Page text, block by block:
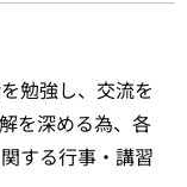
勉強し、交流を
を深める為、各
する行事・講習